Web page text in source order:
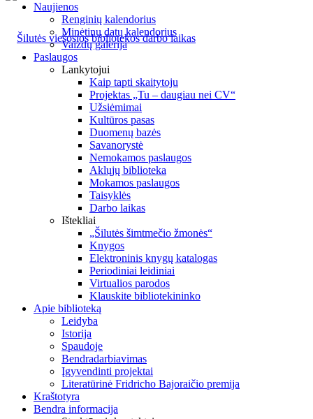
Naujienos
Renginių kalendorius
Minėtinų datų kalendorius
Vaizdų galerija
Paslaugos
Lankytojui
Kaip tapti skaitytoju
Projektas „Tu – daugiau nei CV“
Užsiėmimai
Kultūros pasas
Duomenų bazės
Savanorystė
Nemokamos paslaugos
Aklųjų biblioteka
Mokamos paslaugos
Taisyklės
Darbo laikas
Ištekliai
„Šilutės šimtmečio žmonės“
Knygos
Elektroninis knygų katalogas
Periodiniai leidiniai
Virtualios parodos
Klauskite bibliotekininko
Apie biblioteką
Leidyba
Istorija
Spaudoje
Bendradarbiavimas
Įgyvendinti projektai
Literatūrinė Fridricho Bajoraičio premija
Kraštotyra
Bendra informacija